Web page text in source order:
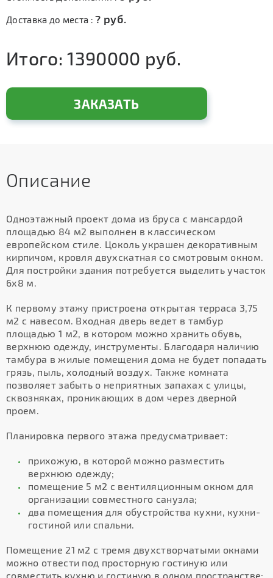
Доставка до места :? руб.
Итого:1390000 руб.
ЗАКАЗАТЬ
Описание
Одноэтажный проект дома из бруса с мансардой
площадью 84 м2 выполнен в классическом
европейском стиле. Цоколь украшен декоративным
кирпичом, кровля двухскатная со смотровым окном.
Для постройки здания потребуется выделить участок
6х8 м.
К первому этажу пристроена открытая терраса 3,75
м2 с навесом. Входная дверь ведет в тамбур
площадью 1 м2, в котором можно хранить обувь,
верхнюю одежду, инструменты. Благодаря наличию
тамбура в жилые помещения дома не будет попадать
грязь, пыль, холодный воздух. Также комната
позволяет забыть о неприятных запахах с улицы,
сквозняках, проникающих в дом через дверной
проем.
Планировка первого этажа предусматривает:
прихожую, в которой можно разместить
верхнюю одежду;
помещение 5 м2 с вентиляционным окном для
организации совместного санузла;
два помещения для обустройства кухни, кухни-
гостиной или спальни.
Помещение 21 м2 с тремя двухстворчатыми окнами
можно отвести под просторную гостиную или
совместить кухню и гостиную в одном пространстве;